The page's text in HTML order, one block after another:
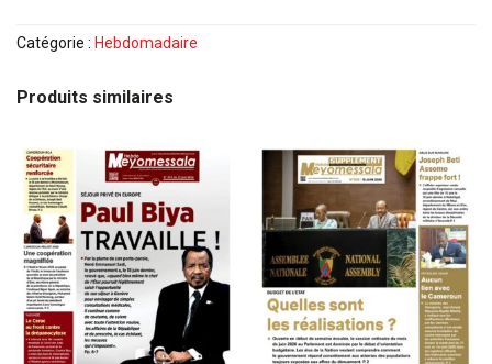
Hebdo
Mars
Catégorie : Hebdomadaire
Produits similaires